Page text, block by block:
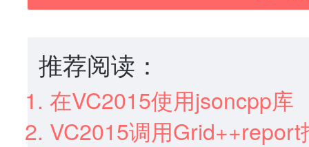
推荐阅读：
在VC2015使用jsoncpp库
VC2015调用Grid++report